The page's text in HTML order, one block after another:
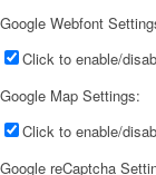
Google Webfont
Click to enable/
Google Map Settings:
Click to enable/
Google reCaptcha